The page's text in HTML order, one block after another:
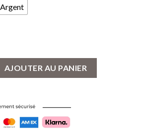
Argent
AJOUTER AU PANIER